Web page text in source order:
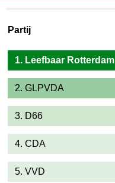
Partij
1. Leefbaar Rotterdam
2. GLPVDA
3. D66
4. CDA
5. VVD